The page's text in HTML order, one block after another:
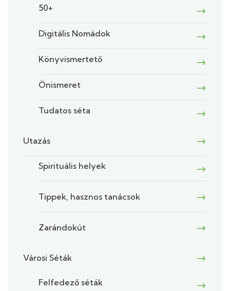
50+
Digitális Nomádok
Könyvismertető
Önismeret
Tudatos séta
Utazás
Spirituális helyek
Tippek, hasznos tanácsok
Zarándokút
Városi Séták
Felfedező séták